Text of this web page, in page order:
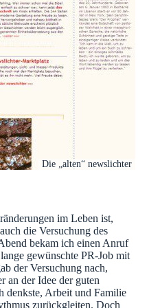
Die „alten“ newslichter
im Leben ist,
die Versuchung des
bekam ich einen Anruf
gewünschte PR-Job mit
der Versuchung nach,
an der Idee der guten
denkste, Arbeit und Familie
zurückgleiten. Doch